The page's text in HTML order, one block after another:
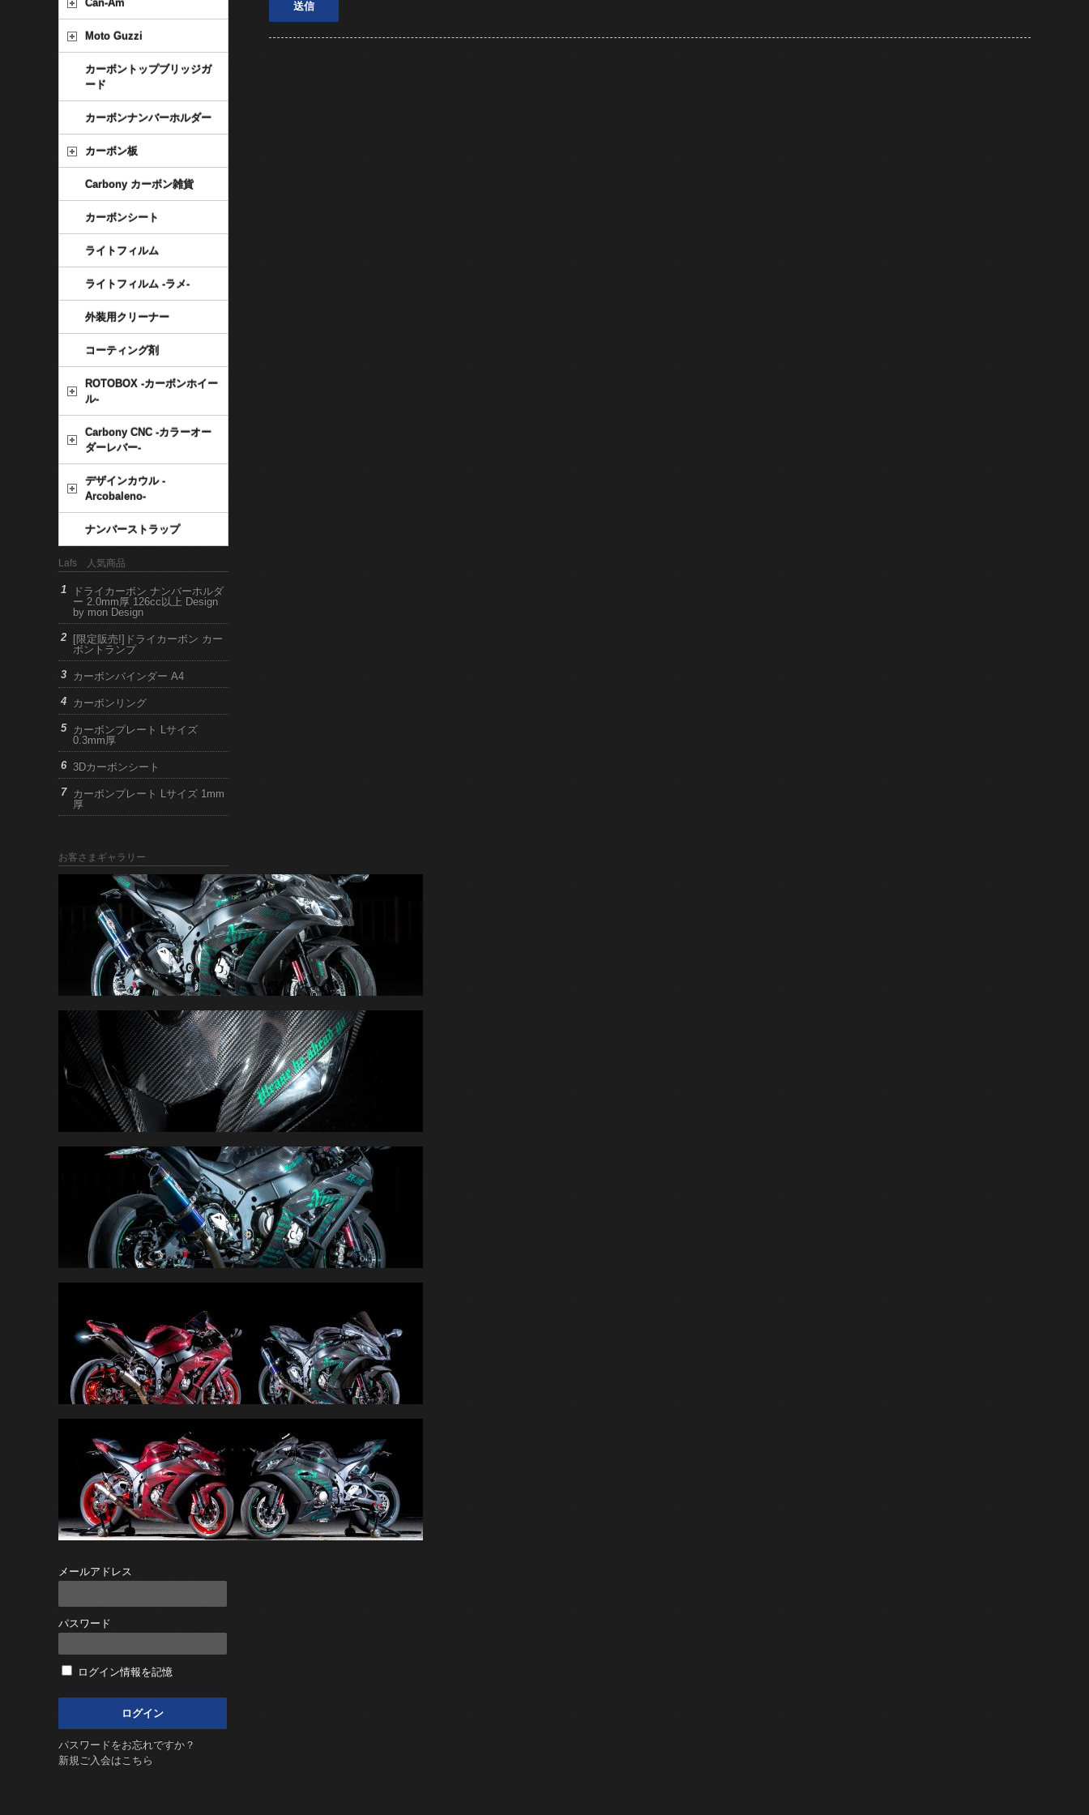
Can-Am
Moto Guzzi
カーボントップブリッジガ
ード
カーボンナンバーホルダー
カーボン板
Carbony カーボン雑貨
カーボンシート
ライトフィルム
ライトフィルム -ラメ-
外装用クリーナー
コーティング剤
ROTOBOX -カーボンホイー
ル-
Carbony CNC -カラーオー
ダーレバー-
デザインカウル -
Arcobaleno-
ナンバーストラップ
Lafs 人気商品
ドライカーボン ナンバーホルダ
ー 2.0mm厚 126cc以上 Design
by mon Design
[限定販売!]ドライカーボン カー
ボントランプ
カーボンバインダー A4
カーボンリング
カーボンプレート Lサイズ
0.3mm厚
3Dカーボンシート
カーボンプレート Lサイズ 1mm
厚
お客さまギャラリー
メールアドレス
パスワード
ログイン情報を記憶
パスワードをお忘れですか？
新規ご入会はこちら